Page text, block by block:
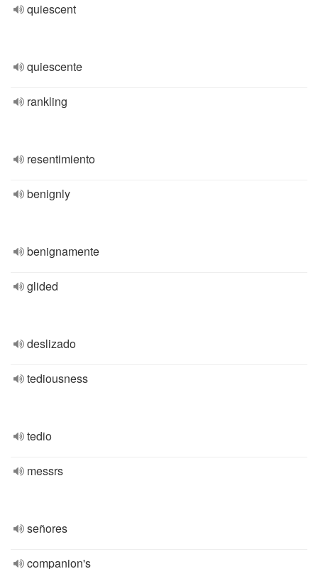
quiescent
quiescente
rankling
resentimiento
benignly
benignamente
glided
deslizado
tediousness
tedio
messrs
señores
companion's